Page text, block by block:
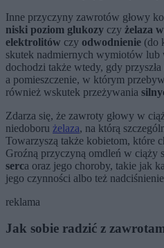
Inne przyczyny zawrotów głowy
niski poziom glukozy czy żelaza
elektrolitów czy odwodnienie (do
skutek nadmiernych wymiotów
dochodzi także wtedy, gdy przyszła
a pomieszczenie, w którym
również wskutek przeżywania
Zdarza się, że zawroty głowy w
niedoboru żelaza, na którą
Towarzyszą także kobietom, które
Groźną przyczyną omdleń w ciąży
serca oraz jego choroby, takie jak
jego czynności albo też nadciśnienie
reklama
Jak sobie radzić z